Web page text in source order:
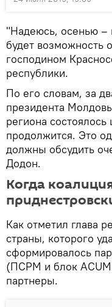
"Надеюсь, осенью –
будет возможность
господином
республики.
По его словам, за
президента
региона
продолжится. Это
должны обсудить
Додон.
Когда
Как отметил глава
страны, которого
сформировалось
(ПСРМ и блок
партнеры.